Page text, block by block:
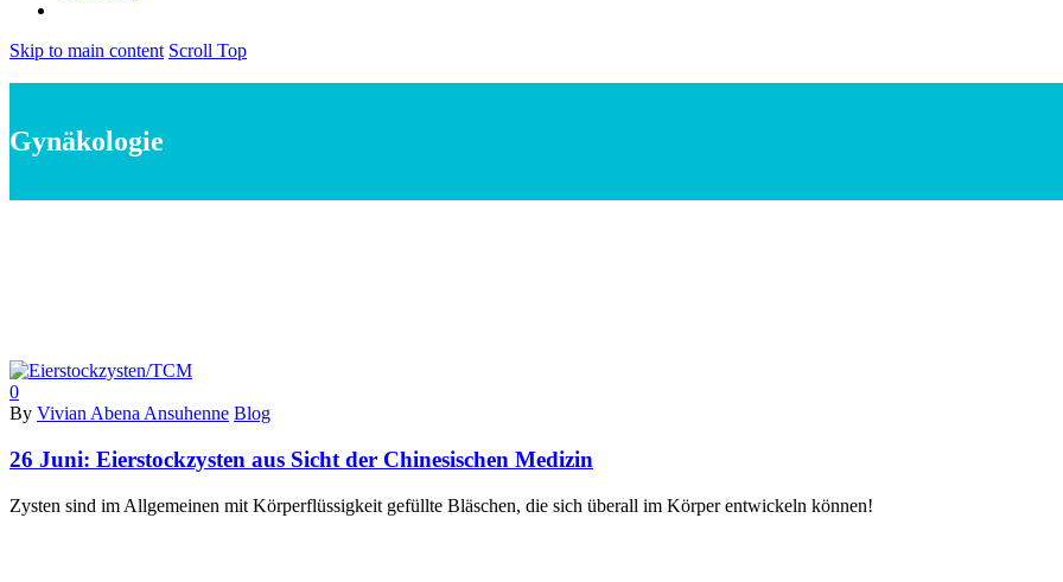
Skip to main content Scroll Top
Gynäkologie
0
By Vivian Abena Ansuhenne Blog
26 Juni: Eierstockzysten aus Sicht der Chinesischen Medizin
Zysten sind im Allgemeinen mit Körperflüssigkeit gefüllte Bläschen, die sich überall im Körper entwickeln können!